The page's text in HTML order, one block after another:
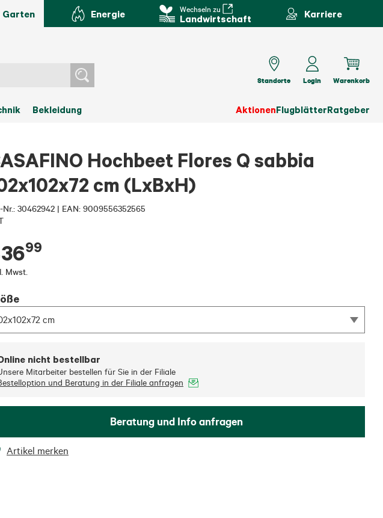
Garten Energie Wechseln zu
Landwirtschaft Karriere
Bekleidung AktionenFlugblätterRatgeber
Standorte Login Warenkorb
Hochbeet Flores Q sabbia
cm (LxBxH)
30462942 | EAN: 9009556352565
99
Mwst.
cm
nicht bestellbar
Mitarbeiter bestellen für Sie in der Filiale
und Beratung in der Filiale anfragen
Beratung und Info anfragen
Artikel merken